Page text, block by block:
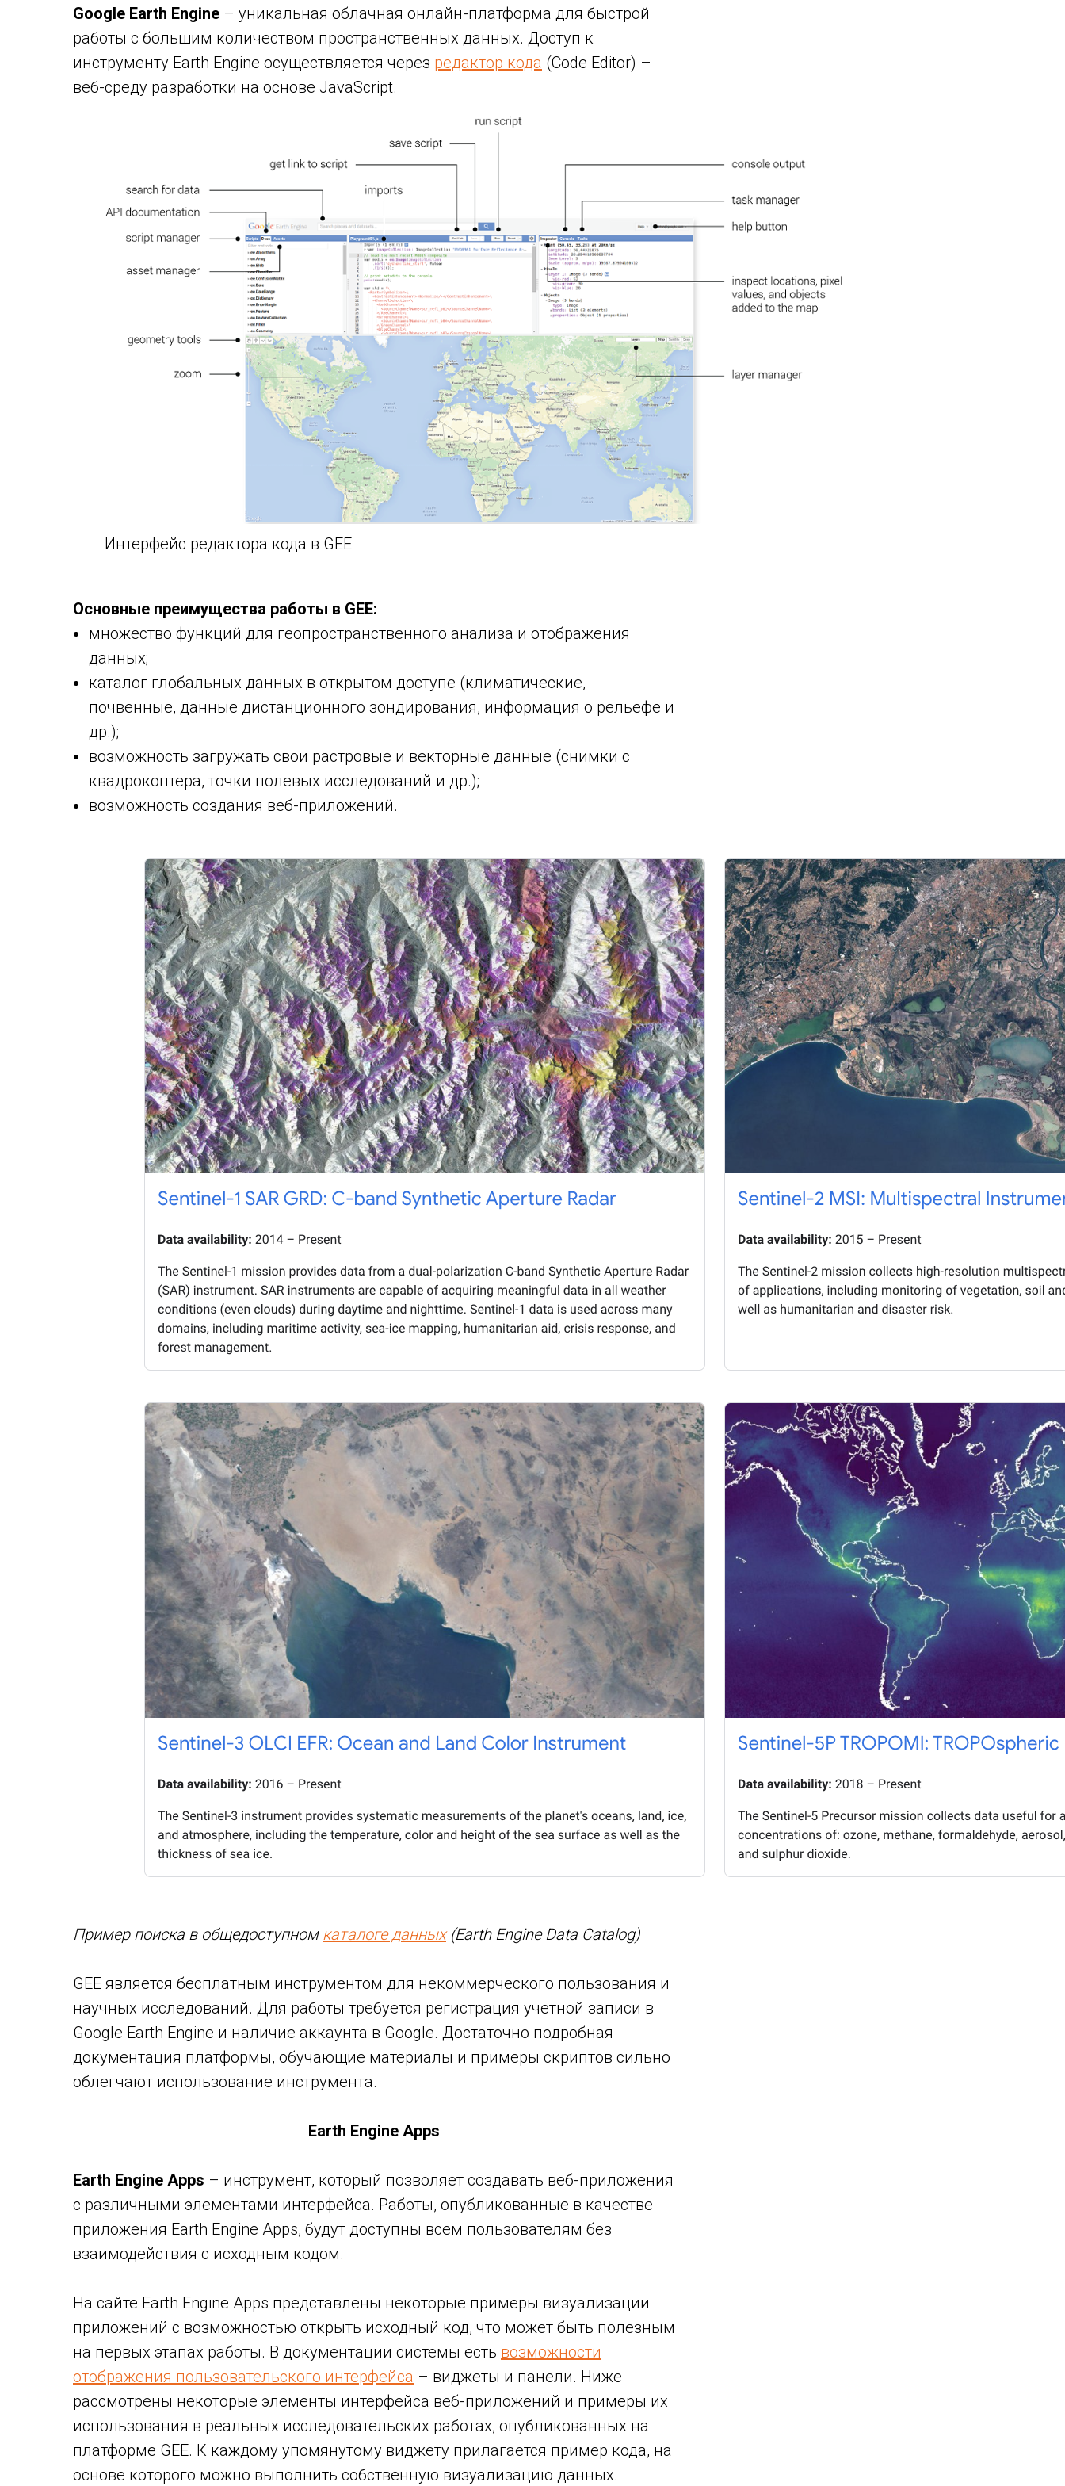
Google Earth Engine – уникальная облачная онлайн-платформа для быстрой
работы с большим количеством пространственных данных. Доступ к
инструменту Earth Engine осуществляется через редактор кода (Code Editor) –
веб-среду разработки на основе JavaScript.
Интерфейс редактора кода в GEE
Основные преимущества работы в GEE:
множество функций для геопространственного анализа и отображения
данных;
каталог глобальных данных в открытом доступе (климатические,
почвенные, данные дистанционного зондирования, информация о рельефе и
др.);
возможность загружать свои растровые и векторные данные (снимки с
квадрокоптера, точки полевых исследований и др.);
возможность создания веб-приложений.
Пример поиска в общедоступном каталоге данных(Earth Engine Data Catalog)
GEE является бесплатным инструментом для некоммерческого пользования и
научных исследований. Для работы требуется регистрация учетной записи в
Google Earth Engine и наличие аккаунта в Google. Достаточно подробная
документация платформы, обучающие материалы и примеры скриптов сильно
облегчают использование инструмента.
Earth Engine Apps
Earth Engine Apps – инструмент, который позволяет создавать веб-приложения
с различными элементами интерфейса. Работы, опубликованные в качестве
приложения Earth Engine Apps, будут доступны всем пользователям без
взаимодействия с исходным кодом.
На сайте Earth Engine Apps представлены некоторые примеры визуализации
приложений с возможностью открыть исходный код, что может быть полезным
на первых этапах работы. В документации системы есть возможности
отображения пользовательского интерфейса – виджеты и панели. Ниже
рассмотрены некоторые элементы интерфейса веб-приложений и примеры их
использования в реальных исследовательских работах, опубликованных на
платформе GEE. К каждому упомянутому виджету прилагается пример кода, на
основе которого можно выполнить собственную визуализацию данных.